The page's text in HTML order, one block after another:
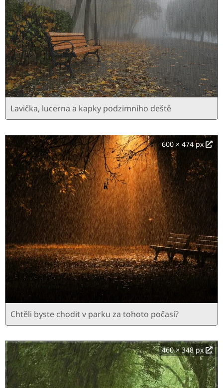
Lavička, lucerna a kapky podzimního deště
600 × 474 px
Chtěli byste chodit v parku za tohoto počasí?
460 × 348 px